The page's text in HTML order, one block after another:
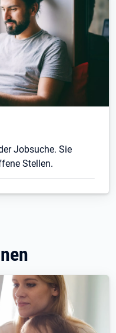
Jobsuche. Sie
Stellen.